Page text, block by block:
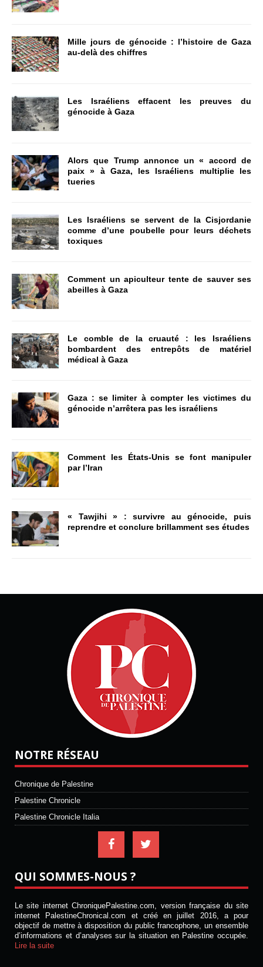
Mille jours de génocide : l’histoire de Gaza
au-delà des chiffres
Les Israéliens effacent les preuves du
génocide à Gaza
Alors que Trump annonce un « accord de
paix » à Gaza, les Israéliens multiplie les
tueries
Les Israéliens se servent de la Cisjordanie
comme d’une poubelle pour leurs déchets
toxiques
Comment un apiculteur tente de sauver ses
abeilles à Gaza
Le comble de la cruauté : les Israéliens
bombardent des entrepôts de matériel
médical à Gaza
Gaza : se limiter à compter les victimes du
génocide n’arrêtera pas les israéliens
Comment les États-Unis se font manipuler
par l’Iran
« Tawjihi » : survivre au génocide, puis
reprendre et conclure brillamment ses études
NOTRE RÉSEAU
Chronique de Palestine
Palestine Chronicle
Palestine Chronicle Italia
QUI SOMMES-NOUS ?
Le site internet ChroniquePalestine.com, version française du site
internet PalestineChronical.com et créé en juillet 2016, a pour
objectif de mettre à disposition du public francophone, un ensemble
d’informations et d’analyses sur la situation en Palestine occupée.
Lire la suite